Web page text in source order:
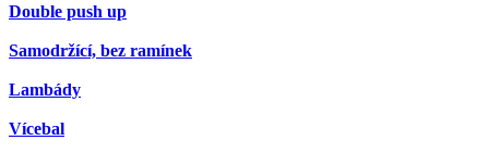
Double push up
Samodržící, bez ramínek
Lambády
Vícebal